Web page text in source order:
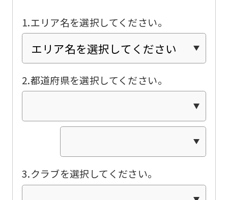
1.エリア名を選択してください。
2.都道府県を選択してください。
3.クラブを選択してください。
Japanese
of
website
be
mechanically,
so
it